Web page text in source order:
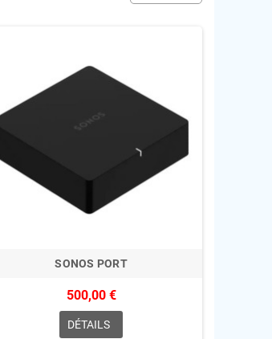
SONOS PORT
500,00 €
DÉTAILS